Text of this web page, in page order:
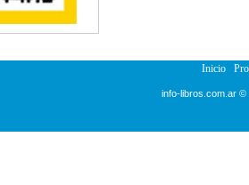
Inicio
info-libros.com.ar